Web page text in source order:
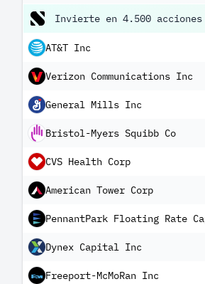
Invierte en 4.500
AT&T Inc
Verizon Communications Inc
General Mills Inc
Bristol-Myers Squibb Co
CVS Health Corp
American Tower Corp
PennantPark Floating Rate
Dynex Capital Inc
Freeport-McMoRan Inc